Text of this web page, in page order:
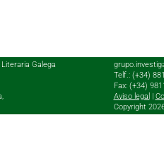
Galega
Telf.: (+34)
Fax: (+34)
Aviso legal
Copyright